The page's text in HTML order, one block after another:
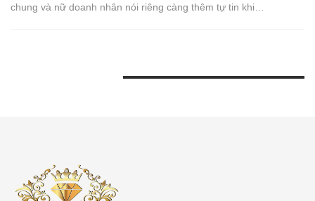
chung và nữ doanh nhân nói riêng càng thêm tự tin khi…